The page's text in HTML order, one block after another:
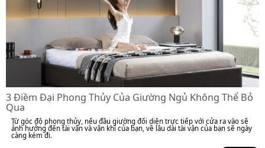
3 Điềm Đại Phong Thủy Của Giường Ngủ Không Thể Bỏ
Qua
Từ góc độ phong thủy, nếu đầu giường đối diện trực tiếp với cửa ra vào sẽ
ảnh hưởng đến tài vận và vận khí của bạn, về lâu dài tài vận của bạn sẽ ngày
càng kém đi.